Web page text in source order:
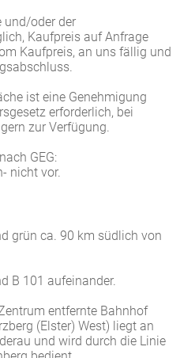
und/oder der
Kaufpreis auf Anfrage
Kaufpreis, an uns fällig und
ist eine Genehmigung
erforderlich, bei
zur Verfügung.
GEG:
nicht vor.
grün ca. 90 km südlich von
B 101 aufeinander.
entfernte Bahnhof
(Elster) West) liegt an
und wird durch die Linie